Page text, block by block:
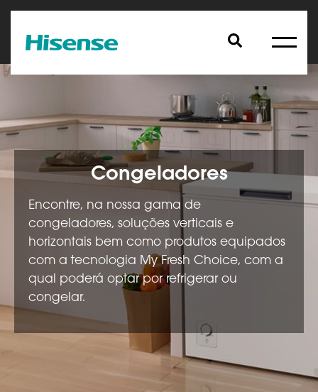
Congeladores
Encontre, na nossa gama de
congeladores, soluções verticais e
horizontais bem como produtos equipados
com a tecnologia My Fresh Choice, com a
qual poderá optar por refrigerar ou
congelar.